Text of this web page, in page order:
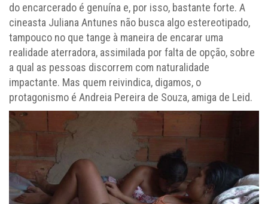
do encarcerado é genuína e, por isso, bastante forte. A
cineasta Juliana Antunes não busca algo estereotipado,
tampouco no que tange à maneira de encarar uma
realidade aterradora, assimilada por falta de opção, sobre
a qual as pessoas discorrem com naturalidade
impactante. Mas quem reivindica, digamos, o
protagonismo é Andreia Pereira de Souza, amiga de Leid.